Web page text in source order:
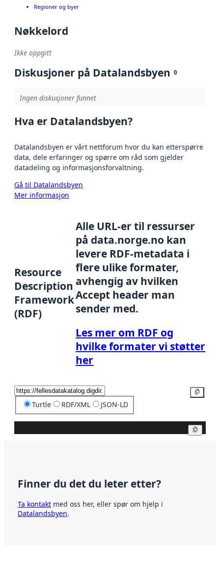
Regioner og byer
Nøkkelord
Ikke oppgitt
Diskusjoner på Datalandsbyen 0
Ingen diskusjoner funnet
Hva er Datalandsbyen?
Datalandsbyen er vårt nettforum hvor du kan etterspørre
data, dele erfaringer og spørre om råd som gjelder
datadeling og informasjonsforvaltning.
Gå til Datalandsbyen
Mer informasjon
Resource
Description
Framework
(RDF)
Alle URL-er til ressurser
på data.norge.no kan
levere RDF-metadata i
flere ulike formater,
avhengig av hvilken
Accept header man
sender med.
Les mer om RDF og
hvilke formater vi støtter
her
Turtle RDF/XML JSON-LD
Finner du det du leter etter?
Ta kontakt med oss her, eller spør om hjelp i
Datalandsbyen.